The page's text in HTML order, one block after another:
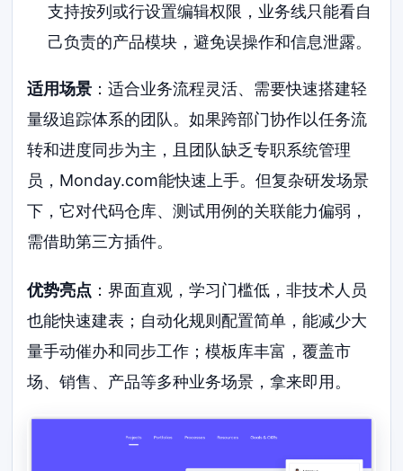
支持按列或行设置编辑权限，业务线只能看自
己负责的产品模块，避免误操作和信息泄露。
适用场景 ：适合业务流程灵活、需要快速搭建轻
量级追踪体系的团队。如果跨部门协作以任务流
转和进度同步为主，且团队缺乏专职系统管理
员，Monday.com能快速上手。但复杂研发场景
下，它对代码仓库、测试用例的关联能力偏弱，
需借助第三方插件。
优势亮点 ：界面直观，学习门槛低，非技术人员
也能快速建表；自动化规则配置简单，能减少大
量手动催办和同步工作；模板库丰富，覆盖市
场、销售、产品等多种业务场景，拿来即用。